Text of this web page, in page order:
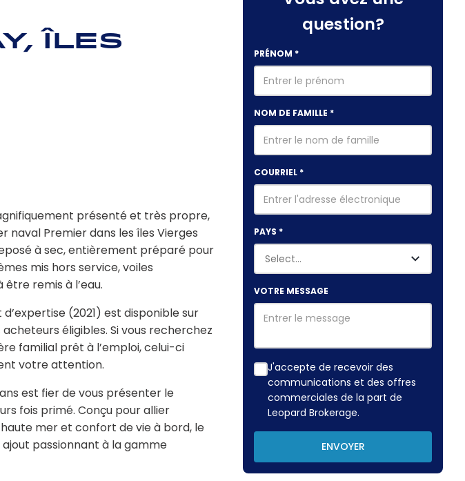
Îles
présenté et très propre,
naval Premier dans les îles Vierges
à sec, entièrement préparé pour
mis hors service, voiles
remis à l’eau.
(2021) est disponible sur
éligibles. Si vous recherchez
familial prêt à l’emploi, celui-ci
votre attention.
est fier de vous présenter le
fois primé. Conçu pour allier
mer et confort de vie à bord, le
passionnant à la gamme
question?
PRÉNOM *
NOM DE FAMILLE *
COURRIEL *
PAYS *
VOTRE MESSAGE
J'accepte de recevoir des
communications et des offres
commerciales de la part de
Leopard Brokerage.
ENVOYER